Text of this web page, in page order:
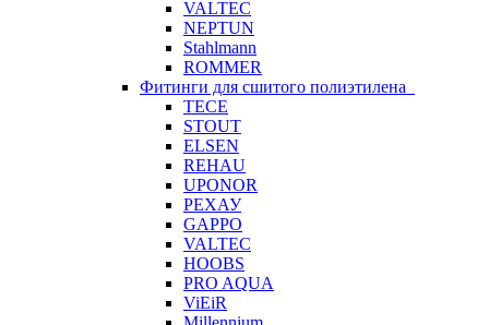
VALTEC
NEPTUN
Stahlmann
ROMMER
Фитинги для сшитого полиэтилена
TECE
STOUT
ELSEN
REHAU
UPONOR
РЕХАУ
GAPPO
VALTEC
HOOBS
PRO AQUA
ViEiR